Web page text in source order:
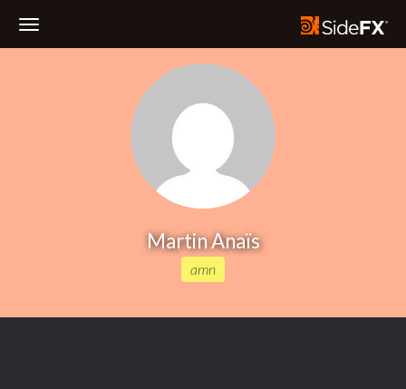
Martin Anaïs
amn